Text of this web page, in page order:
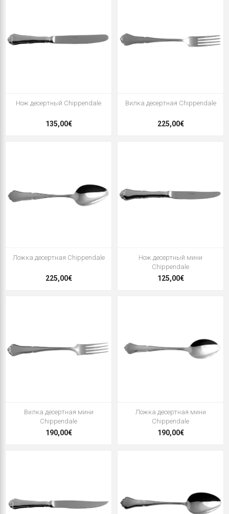
Нож десертный Chippendale
135,00€
Вилка десертная Chippendale
225,00€
Ложка десертная Chippendale
225,00€
Нож десертный мини
Chippendale
125,00€
Вилка десертная мини
Chippendale
190,00€
Ложка десертная мини
Chippendale
190,00€